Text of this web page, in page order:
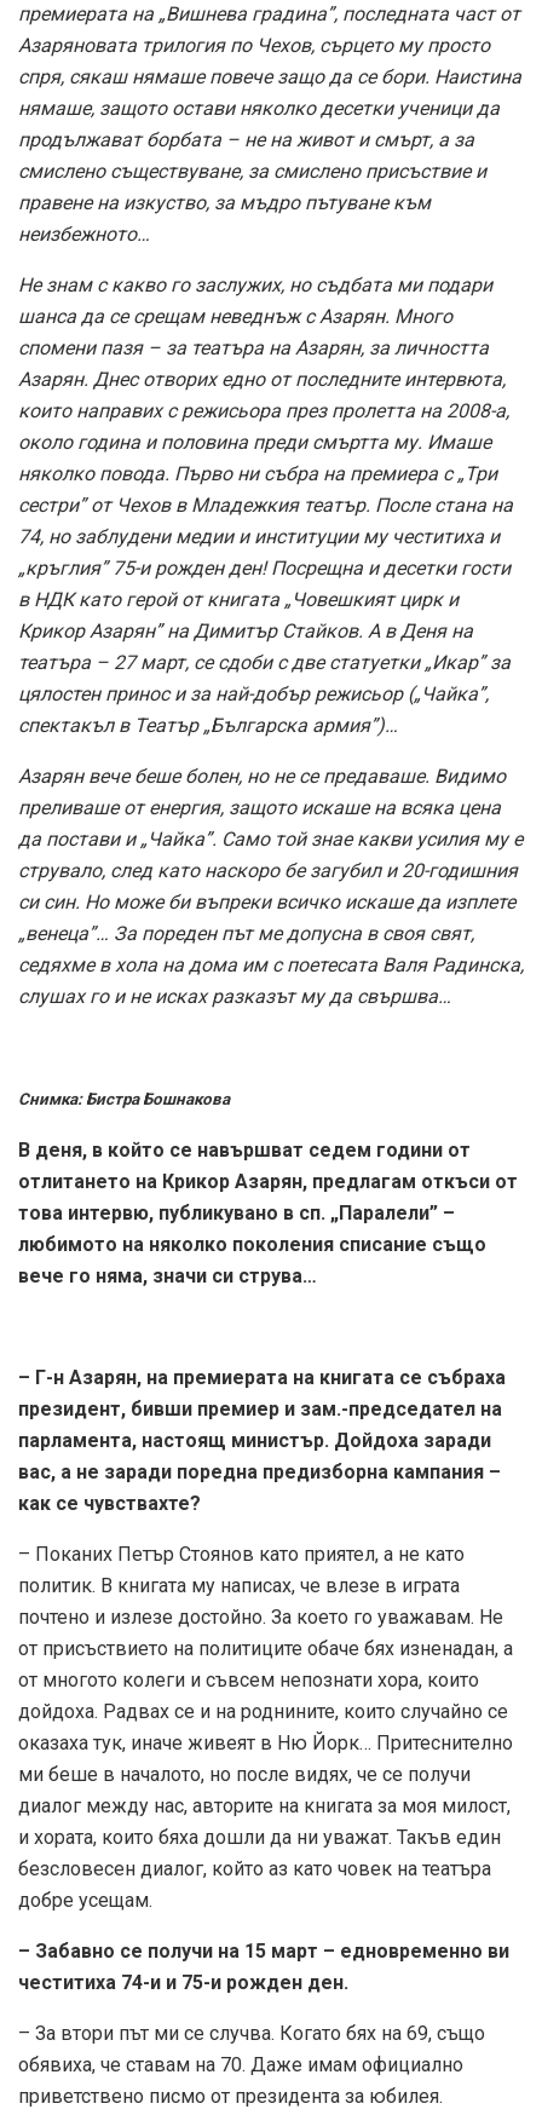
премиерата на „Вишнева градина”, последната част от
Азаряновата трилогия по Чехов, сърцето му просто
спря, сякаш нямаше повече защо да се бори. Наистина
нямаше, защото остави няколко десетки ученици да
продължават борбата – не на живот и смърт, а за
смислено съществуване, за смислено присъствие и
правене на изкуство, за мъдро пътуване към
неизбежното…
Не знам с какво го заслужих, но съдбата ми подари
шанса да се срещам неведнъж с Азарян. Много
спомени пазя – за театъра на Азарян, за личността
Азарян. Днес отворих едно от последните интервюта,
които направих с режисьора през пролетта на 2008-а,
около година и половина преди смъртта му. Имаше
няколко повода. Първо ни събра на премиера с „Три
сестри” от Чехов в Младежкия театър. После стана на
74, но заблудени медии и институции му честитиха и
„кръглия” 75-и рожден ден! Посрещна и десетки гости
в НДК като герой от книгата „Човешкият цирк и
Крикор Азарян” на Димитър Стайков. А в Деня на
театъра – 27 март, се сдоби с две статуетки „Икар” за
цялостен принос и за най-добър режисьор („Чайка”,
спектакъл в Театър „Българска армия”)…
Азарян вече беше болен, но не се предаваше. Видимо
преливаше от енергия, защото искаше на всяка цена
да постави и „Чайка”. Само той знае какви усилия му е
струвало, след като наскоро бе загубил и 20-годишния
си син. Но може би въпреки всичко искаше да изплете
„венеца”… За пореден път ме допусна в своя свят,
седяхме в хола на дома им с поетесата Валя Радинска,
слушах го и не исках разказът му да свършва…
Снимка: Бистра Бошнакова
В деня, в който се навършват седем години от
отлитането на Крикор Азарян, предлагам откъси от
това интервю, публикувано в сп. „Паралели” –
любимото на няколко поколения списание също
вече го няма, значи си струва…
– Г-н Азарян, на премиерата на книгата се събраха
президент, бивши премиер и зам.-председател на
парламента, настоящ министър. Дойдоха заради
вас, а не заради поредна предизборна кампания –
как се чувствахте?
– Поканих Петър Стоянов като приятел, а не като
политик. В книгата му написах, че влезе в играта
почтено и излезе достойно. За което го уважавам. Не
от присъствието на политиците обаче бях изненадан, а
от многото колеги и съвсем непознати хора, които
дойдоха. Радвах се и на роднините, които случайно се
оказаха тук, иначе живеят в Ню Йорк… Притеснително
ми беше в началото, но после видях, че се получи
диалог между нас, авторите на книгата за моя милост,
и хората, които бяха дошли да ни уважат. Такъв един
безсловесен диалог, който аз като човек на театъра
добре усещам.
– Забавно се получи на 15 март – едновременно ви
честитиха 74-и и 75-и рожден ден.
– За втори път ми се случва. Когато бях на 69, също
обявиха, че ставам на 70. Даже имам официално
приветствено писмо от президента за юбилея.